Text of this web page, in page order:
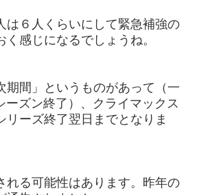
は６人くらいにして緊急補強の
感じになるでしょうね。
期間」というものがあって（一
ーズン終了）、クライマックス
リーズ終了翌日までとなりま
れる可能性はあります。昨年の